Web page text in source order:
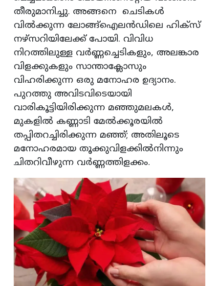
തീരുമാനിച്ചു. അങ്ങനെ ചെടികൾ
വിൽക്കുന്ന ലോങ്ങ്ഐലൻഡിലെ ഹിക്സ്
നഴ്സറിയിലേക്ക് പോയി. വിവിധ
നിറത്തിലുള്ള വർണ്ണച്ചെടികളും, അലങ്കാര
വിളക്കുകളും സാന്താക്ലോസും
വിഹരിക്കുന്ന ഒരു മനോഹര ഉദ്യാനം.
പുറത്തു അവിടവിടെയായി
വാരികൂട്ടിയിരിക്കുന്ന മഞ്ഞുമലകൾ,
മുകളിൽ കണ്ണാടി മേൽക്കൂരയിൽ
തപ്പിതറച്ചിരിക്കുന്ന മഞ്ഞ്; അതിലൂടെ
മനോഹരമായ തൂക്കുവിളക്കിൽനിന്നും
ചിതറിവീഴുന്ന വർണ്ണത്തിളക്കം.